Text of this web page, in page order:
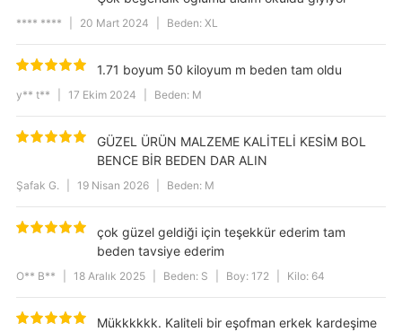
Model Ölçüleri
1,88 cm/ 86 kg
Cep Tipi
Cepli
Desen
Düz
**** **** 20 Mart 2024 Beden: XL
1.71 boyum 50 kiloyum m beden tam oldu
y** t** 17 Ekim 2024 Beden: M
GÜZEL ÜRÜN MALZEME KALİTELİ KESİM BOL
BENCE BİR BEDEN DAR ALIN
Şafak G. 19 Nisan 2026 Beden: M
çok güzel geldiği için teşekkür ederim tam
beden tavsiye ederim
O** B** 18 Aralık 2025 Beden: S Boy: 172 Kilo: 64
Mükkkkkk. Kaliteli bir eşofman erkek kardeşime